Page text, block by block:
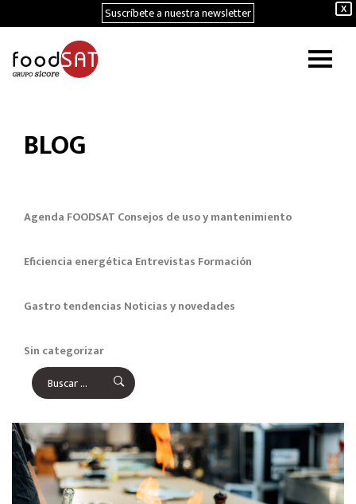
X
Suscríbete a nuestra newsletter
BLOG
Agenda FOODSAT Consejos de uso y mantenimiento
Eficiencia energética Entrevistas Formación
Gastro tendencias Noticias y novedades
Sin categorizar